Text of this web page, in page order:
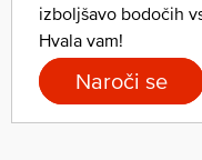
izboljšavo bodočih
Hvala vam!
Naroči se